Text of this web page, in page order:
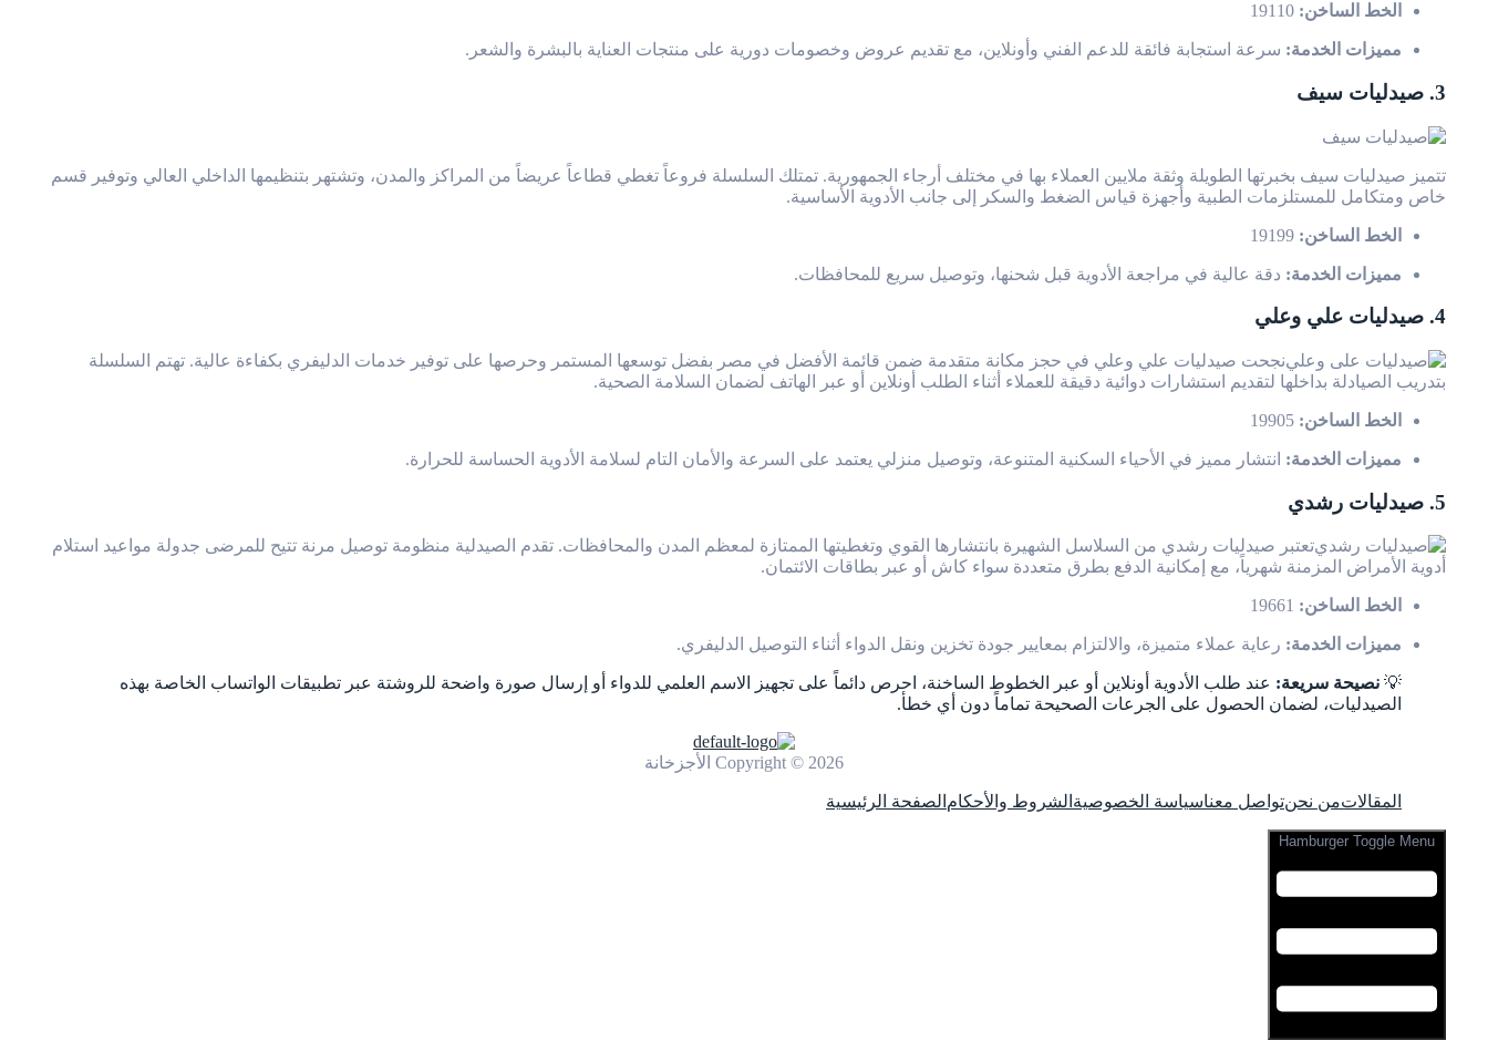
الخط الساخن:
مميزات الخدمة: سرعة استجابة فائقة للدعم الفني وأونلاين، مع تقديم عروض وخصومات دورية على منتجات العناية بالبشرة والشعر.
3. صيدليات سيف
تتميز صيدليات سيف بخبرتها الطويلة وثقة ملايين العملاء بها في مختلف أرجاء الجمهورية. تمتلك السلسلة فروعاً تغطي قطاعاً عريضاً من المراكز والمدن، وتشتهر بتنظيمها الداخلي العالي وتوفير قسم
خاص ومتكامل للمستلزمات الطبية وأجهزة قياس الضغط والسكر إلى جانب الأدوية الأساسية.
الخط الساخن:
مميزات الخدمة: دقة عالية في مراجعة الأدوية قبل شحنها، وتوصيل سريع للمحافظات.
4. صيدليات علي وعلي
نجحت صيدليات علي وعلي في حجز مكانة متقدمة ضمن قائمة الأفضل في مصر بفضل توسعها المستمر وحرصها على توفير خدمات الدليفري بكفاءة عالية. تهتم السلسلة
بتدريب الصيادلة بداخلها لتقديم استشارات دوائية دقيقة للعملاء أثناء الطلب أونلاين أو عبر الهاتف لضمان السلامة الصحية.
الخط الساخن:
مميزات الخدمة: انتشار مميز في الأحياء السكنية المتنوعة، وتوصيل منزلي يعتمد على السرعة والأمان التام لسلامة الأدوية الحساسة للحرارة.
5. صيدليات رشدي
تعتبر صيدليات رشدي من السلاسل الشهيرة بانتشارها القوي وتغطيتها الممتازة لمعظم المدن والمحافظات. تقدم الصيدلية منظومة توصيل مرنة تتيح للمرضى جدولة مواعيد استلام
أدوية الأمراض المزمنة شهرياً، مع إمكانية الدفع بطرق متعددة سواء كاش أو عبر بطاقات الائتمان.
الخط الساخن:
مميزات الخدمة: رعاية عملاء متميزة، والالتزام بمعايير جودة تخزين ونقل الدواء أثناء التوصيل الدليفري.
💡 نصيحة سريعة: عند طلب الأدوية أونلاين أو عبر الخطوط الساخنة، احرص دائماً على تجهيز الاسم العلمي للدواء أو إرسال صورة واضحة للروشتة عبر تطبيقات الواتساب الخاصة بهذه
الصيدليات، لضمان الحصول على الجرعات الصحيحة تماماً دون أي خطأ.
Copyright © 2026 الأجزخانة
المقالاتمن نحنتواصل معناسياسة الخصوصية الشروط والأحكام الصفحة الرئيسية
Hamburger Toggle Menu